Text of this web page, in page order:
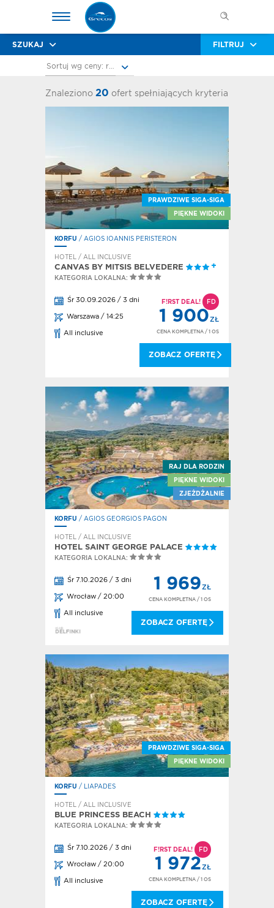
SZUKAJ FILTRUJ
Znaleziono 20 ofert spełniających kryteria
Sortuj wg ceny: rosnąco
PRAWDZIWE SIGA-SIGA
PIĘKNE WIDOKI
KORFU / AGIOS IOANNIS PERISTERON
HOTEL / ALL INCLUSIVE
CANVAS BY MITSIS BELVEDERE
KATEGORIA LOKALNA:
Śr 30.09.2026 / 3 dni
Warszawa / 14:25
All inclusive
F!RST DEAL! FD
1 900ZŁ
CENA KOMPLETNA / 1 OS
ZOBACZ OFERTĘ
RAJ DLA RODZIN
PIĘKNE WIDOKI
ZJEŻDŻALNIE
KORFU / AGIOS GEORGIOS PAGON
HOTEL / ALL INCLUSIVE
HOTEL SAINT GEORGE PALACE
KATEGORIA LOKALNA:
Śr 7.10.2026 / 3 dni
Wrocław / 20:00
All inclusive
1 969ZŁ
CENA KOMPLETNA / 1 OS
ZOBACZ OFERTĘ
PRAWDZIWE SIGA-SIGA
PIĘKNE WIDOKI
KORFU / LIAPADES
HOTEL / ALL INCLUSIVE
BLUE PRINCESS BEACH
KATEGORIA LOKALNA:
Śr 7.10.2026 / 3 dni
Wrocław / 20:00
All inclusive
F!RST DEAL! FD
1 972ZŁ
CENA KOMPLETNA / 1 OS
ZOBACZ OFERTĘ